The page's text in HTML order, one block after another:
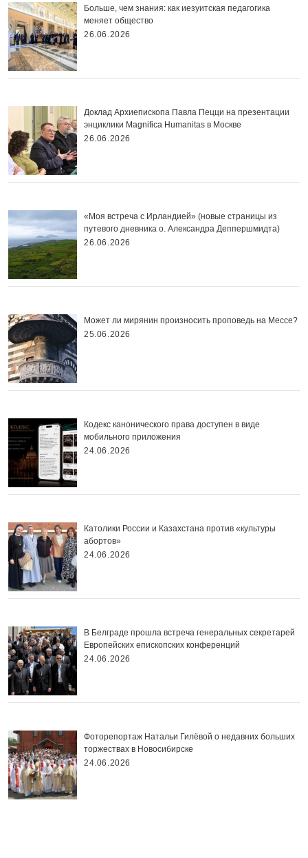
Больше, чем знания: как иезуитская педагогика
меняет общество
26.06.2026
Доклад Архиепископа Павла Пецци на презентации
энциклики Magnifica Нumanitas в Москве
26.06.2026
«Моя встреча с Ирландией» (новые страницы из
путевого дневника о. Александра Деппершмидта)
26.06.2026
Может ли мирянин произносить проповедь на Мессе?
25.06.2026
Кодекс канонического права доступен в виде
мобильного приложения
24.06.2026
Католики России и Казахстана против «культуры
абортов»
24.06.2026
В Белграде прошла встреча генеральных секретарей
Европейских епископских конференций
24.06.2026
Фоторепортаж Натальи Гилёвой о недавних больших
торжествах в Новосибирске
24.06.2026